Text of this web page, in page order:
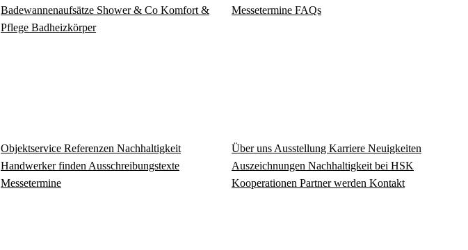
Badewannenaufsätze Shower & Co Komfort &
Pflege Badheizkörper
Messetermine FAQs
Objektservice Referenzen Nachhaltigkeit
Handwerker finden Ausschreibungstexte
Messetermine
Über uns Ausstellung Karriere Neuigkeiten
Auszeichnungen Nachhaltigkeit bei HSK
Kooperationen Partner werden Kontakt